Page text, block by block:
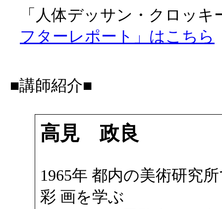
「人体デッサン・クロッキ
フターレポート」はこちら
■講師紹介■
高見 政良
1965年 都内の美術研究
彩 画を学ぶ